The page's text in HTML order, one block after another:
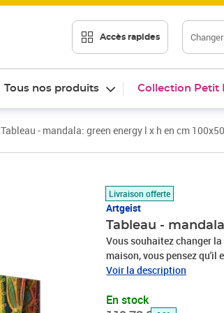
Accès rapides
Tous nos produits Collection Petit
Tableau - mandala: green energy l x h en cm 100x50
Livraison offerte
Artgeist
Tableau -
Vous souhaitez changer
maison, vous pensez qu'il
besoin d’un cadeau
parmi lesquels se trouvent
Voir la description
En stock
Prix barré 119,73 €
Prix 105,36€